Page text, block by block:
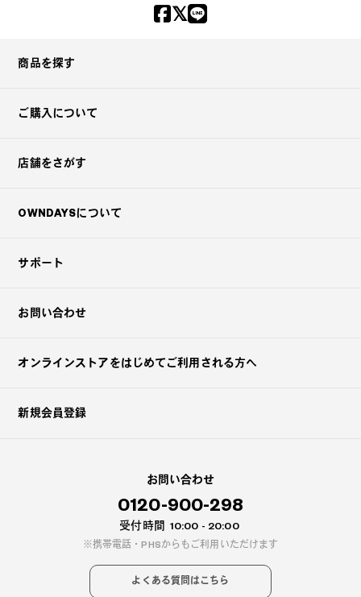
商品を探す
ご購入について
店舗をさがす
OWNDAYSについて
サポート
お問い合わせ
オンラインストアをはじめてご利用される方へ
新規会員登録
お問い合わせ
0120-900-298
受付時間 10:00 - 20:00
携帯電話・PHSからもご利用いただけます
よくある質問はこちら